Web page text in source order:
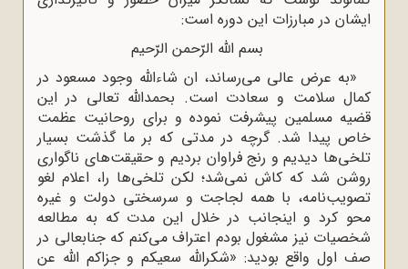
ایشان در مبارزات این دوره است:
بسم الله الرّحمن الرّحیم
«به عرض عالی می‌رساند، ان‌ شاءالله وجود مسعود در
کمال سلامت و سعادت است. بحمدالله تعالی در این
قضیه مسلمین پیشرفت نموده و برای روحانیت عظمت
خاص پیدا شد. گرچه در مدتی که بر ما گذشت بسیار
تلخی‌ها دیدیم و رنج فراوان بردیم و حقیقت‌های ناگواری
روشن شد که کاش نمی‌شد؛ لکن تلخی‌ها را، اعلام لغو
تصویب‌نامه، با همه لجاجت و سرسختی دولت و غیره
محو کرد و اینجانب در خلال این مدت که به مطالعه
شخصیات نیز مشغول بودم اعتراف می‌کنم که جنابعالی در
صف اول واقع بودید: «شکرالله سعیکم و جزاکم الله عن